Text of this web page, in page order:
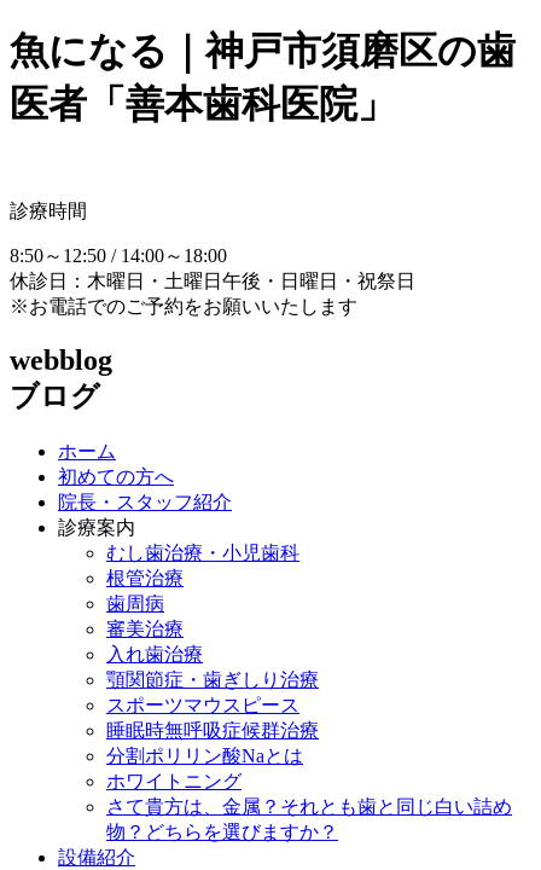
魚になる｜神戸市須磨区の歯
医者「善本歯科医院」
診療時間
8:50～12:50 / 14:00～18:00
休診日：木曜日・土曜日午後・日曜日・祝祭日
※お電話でのご予約をお願いいたします
webblog
ブログ
ホーム
初めての方へ
院長・スタッフ紹介
診療案内
むし歯治療・小児歯科
根管治療
歯周病
審美治療
入れ歯治療
顎関節症・歯ぎしり治療
スポーツマウスピース
睡眠時無呼吸症候群治療
分割ポリリン酸Naとは
ホワイトニング
さて貴方は、金属？それとも歯と同じ白い詰め
物？どちらを選びますか？
設備紹介